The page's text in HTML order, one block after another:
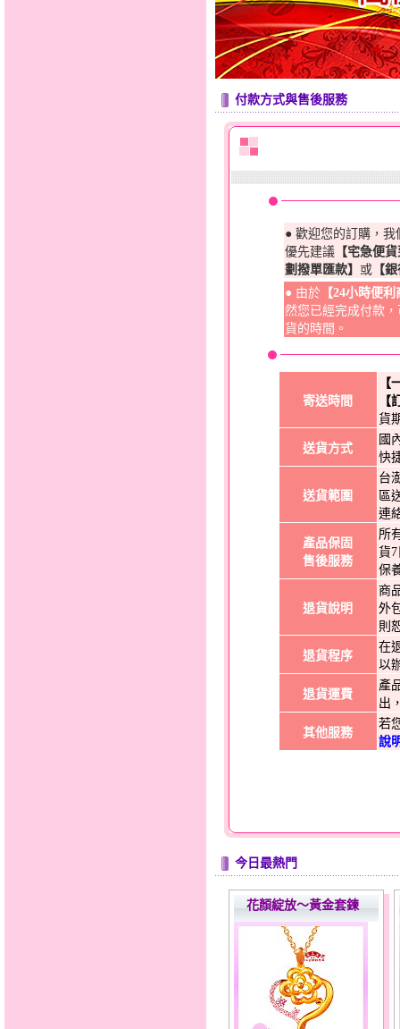
付款方式與售後服務
● 歡迎您的訂購，
優先建議 【宅急便
劃撥單匯款】 或 【
● 由於 【24小時便
然您已經完成付款
貨的時間。
寄送時間
【
【
貨
送貨方式
國
快
送貨範圍
台
區
連
產品保固
售後服務
所
貨
保
退貨說明
商
外
則
退貨程序
在
以
退貨運費
產
出
其他服務
若
說
今日最熱門
花顏綻放～黃金套鍊